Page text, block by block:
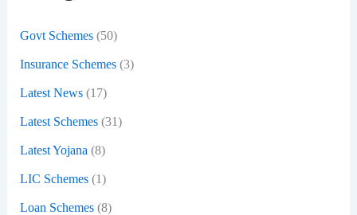
Govt Schemes(50)
Insurance Schemes(3)
Latest News(17)
Latest Schemes(31)
Latest Yojana (8)
LIC Schemes(1)
Loan Schemes(8)